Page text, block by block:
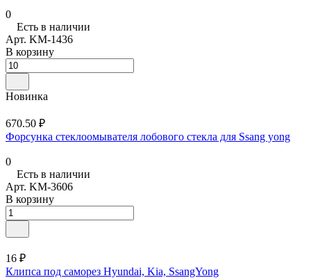
0
Есть в наличии
Арт. KM-1436
В корзину
Новинка
670.50 ₽
Форсунка стеклоомывателя лобового стекла для Ssang yong
0
Есть в наличии
Арт. KM-3606
В корзину
16 ₽
Клипса под саморез Hyundai, Kia, SsangYong